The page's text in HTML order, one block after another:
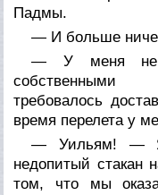
Падмы.
— И больше
— У меня не
собственными
требовалось
время перелета у
— Уильям! —
недопитый стакан
том, что мы